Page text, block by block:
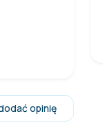
opinię